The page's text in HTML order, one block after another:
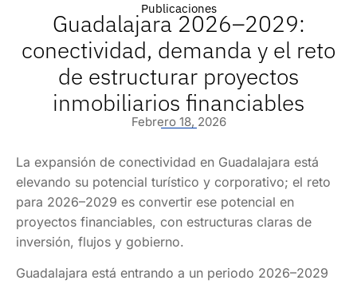
Publicaciones
Guadalajara 2026–2029:
conectividad, demanda y el reto
de estructurar proyectos
inmobiliarios financiables
Febrero 18, 2026
La expansión de conectividad en Guadalajara está
elevando su potencial turístico y corporativo; el reto
para 2026–2029 es convertir ese potencial en
proyectos financiables, con estructuras claras de
inversión, flujos y gobierno.
Guadalajara está entrando a un periodo 2026–2029